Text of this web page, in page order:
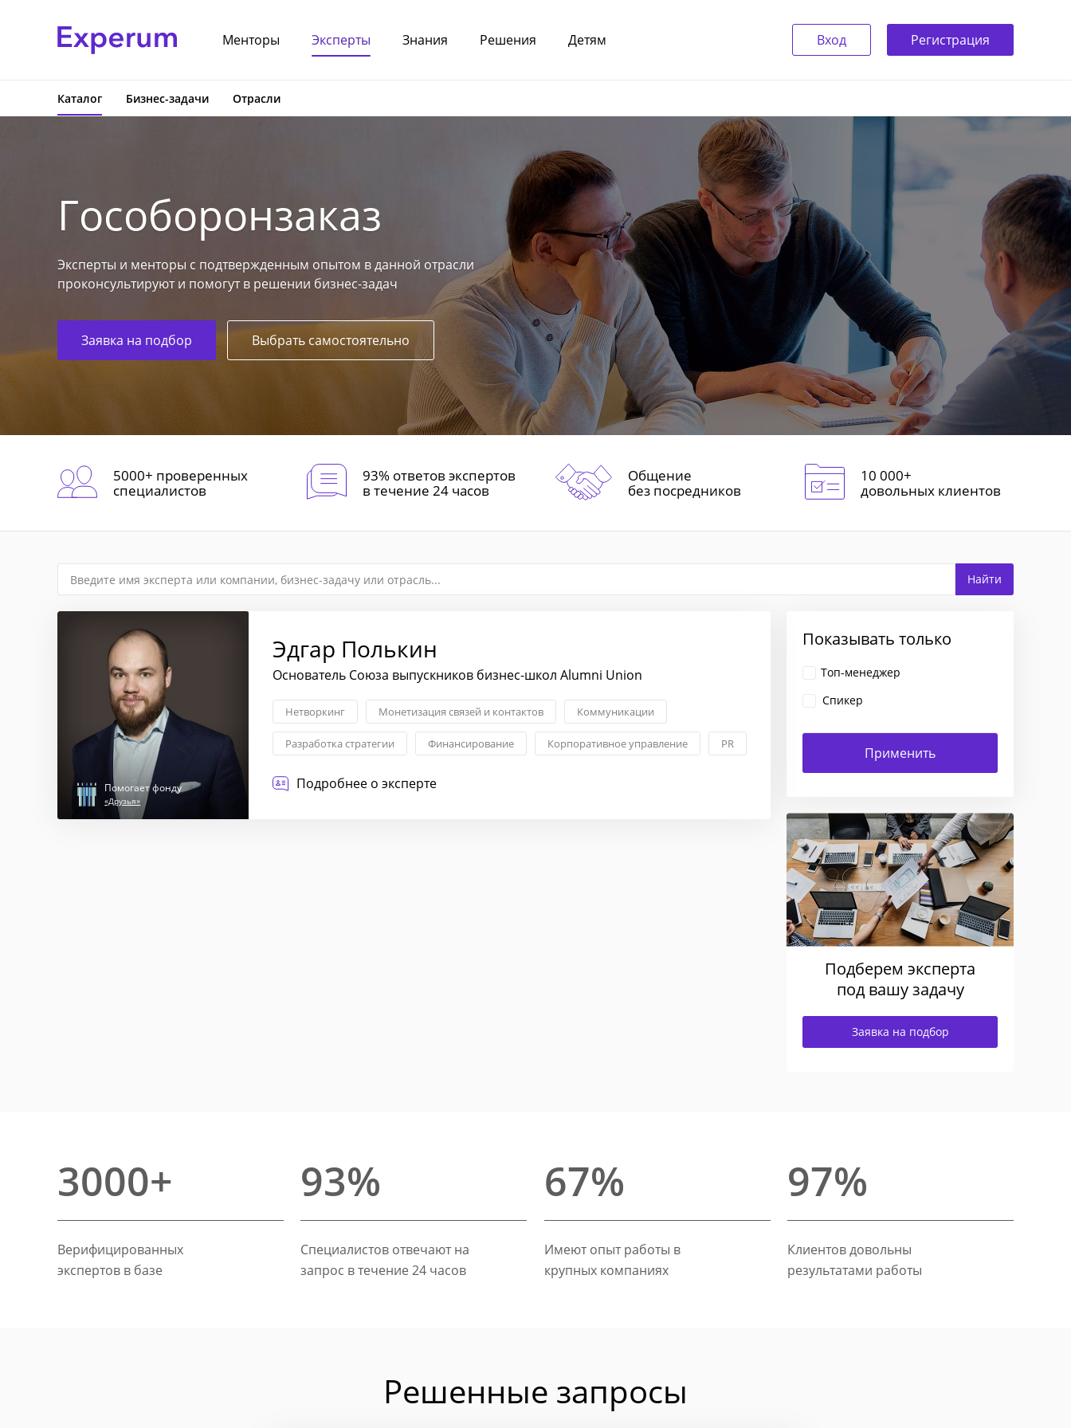
Менторы Эксперты Знания Решения Детям Вход Регистрация
Каталог Бизнес-задачи Отрасли
Гособоронзаказ
Эксперты и менторы с подтвержденным опытом в данной отрасли
проконсультируют и помогут в решении бизнес-задач
Заявка на подбор Выбрать самостоятельно
5000+ проверенных
специалистов
93% ответов экспертов
в течение 24 часов
Общение
без посредников
10 000+
довольных клиентов
Помогает фонду
«Друзья»
Эдгар Полькин
Основатель Союза выпускников бизнес-школ Alumni Union
Нетворкинг Монетизация связей и контактов Коммуникации
Разработка стратегии Финансирование Корпоративное управление PR
Подробнее о эксперте
Показывать только
Топ-менеджер
Спикер
Подберем эксперта
под вашу задачу
Заявка на подбор
3000+
Верифицированных
экспертов в базе
93%
Специалистов отвечают на
запрос в течение 24 часов
67%
Имеют опыт работы в
крупных компаниях
97%
Клиентов довольны
результатами работы
Решенные запросы